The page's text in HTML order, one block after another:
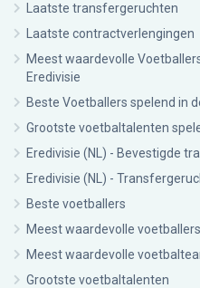
Laatste transfergeruchten
Laatste contractverlengingen
Meest waardevolle
Eredivisie
Beste Voetballers spelend in
Grootste voetbaltalenten
Eredivisie (NL) - Bevestigde
Eredivisie (NL) -
Beste voetballers
Meest waardevolle voetballers
Meest waardevolle
Grootste voetbaltalenten